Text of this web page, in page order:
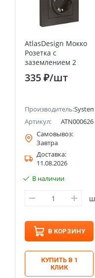
(ранее Schneider Electric)
AtlasDesign Мокко
Розетка с
заземлением 2
постовая, со
шторками 16А, (в
(Schneider Electric)
335 ₽/шт
Производитель:
Артикул:
ATN000626
Самовывоз:
Завтра
Доставка:
11.08.2026
В наличии
В КОРЗИНУ
КУПИТЬ В 1
КЛИК